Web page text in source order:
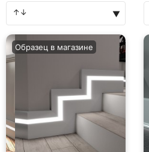
Образец в магазине